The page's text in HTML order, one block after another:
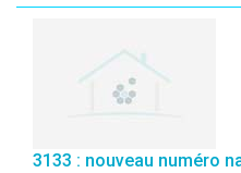
3133 : nouveau numéro